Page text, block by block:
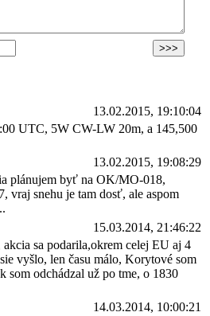
13.02.2015, 19:10:04
UTC, 5W CW-LW 20m, a 145,500
13.02.2015, 19:08:29
plánujem byť na OK/MO-018,
snehu je tam dosť, ale aspom
15.03.2014, 21:46:22
sa podarila,okrem celej EU aj 4
vyšlo, len času málo, Korytové som
som odchádzal už po tme, o 1830
14.03.2014, 10:00:21